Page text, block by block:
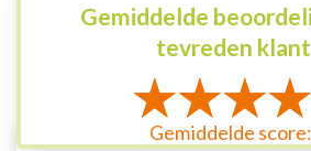
Gemiddelde
tevreden
Gemiddelde